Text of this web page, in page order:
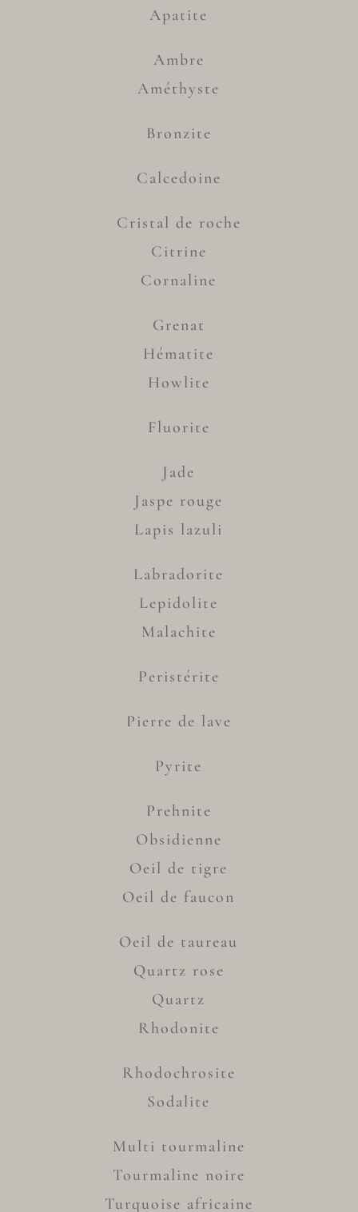
Apatite
Ambre
Améthyste
Bronzite
Calcedoine
Cristal de roche
Citrine
Cornaline
Grenat
Hématite
Howlite
Fluorite
Jade
Jaspe rouge
Lapis lazuli
Labradorite
Lepidolite
Malachite
Peristérite
Pierre de lave
Pyrite
Prehnite
Obsidienne
Oeil de tigre
Oeil de faucon
Oeil de taureau
Quartz rose
Quartz
Rhodonite
Rhodochrosite
Sodalite
Multi tourmaline
Tourmaline noire
Turquoise africaine